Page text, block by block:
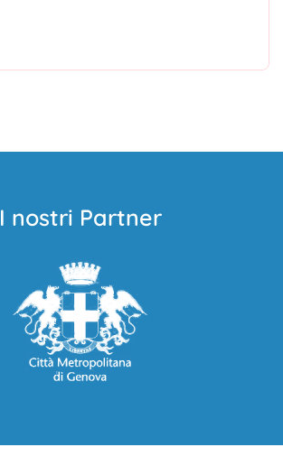
I nostri Partner